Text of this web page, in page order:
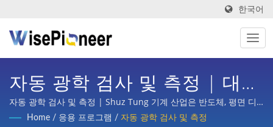
한국어
자동 광학 검사 및 측정 | 대만
제조 지능형 공정 장비 | Shuz
자동 광학 검사 및 측정 | Shuz Tung 기계 산업은 반도체, 평면 디
스플레이 공정, 인쇄회로 기판, 지능형 의료 이미징, 자전거 턴키 기
Home / 응용 프로그램 / 자동 광학 검사 및 측정